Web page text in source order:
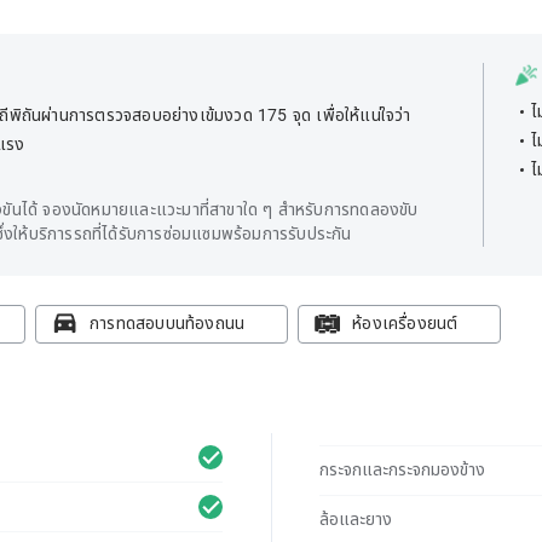
ถันผ่านการตรวจสอบอย่างเข้มงวด 175 จุด เพื่อให้แน่ใจว่า
รง
ได้ จองนัดหมายและแวะมาที่สาขาใด ๆ สำหรับการทดลองขับ
ห้บริการรถที่ได้รับการซ่อมแซมพร้อมการรับประกัน
การทดสอบบนท้องถนน ห้องเครื่องยนต์
กระจกและกระจกมองข้าง
ล้อและยาง